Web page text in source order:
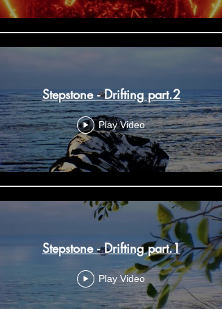
Stepstone - Drifting part.2
Play Video
Stepstone - Drifting part.1
Play Video